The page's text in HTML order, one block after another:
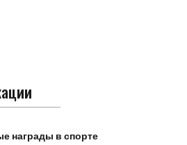
награды в спорте